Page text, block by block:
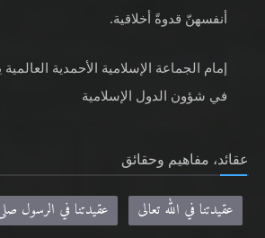
أنفسهنّ قدوةً أخلاقية.
إمام الجماعة الإسلامية الأحمدية
في شؤون الدول الإسلامية
عقائد، مفاهيم وحقائق
عقيدتنا في الله تعالى
عقيدتنا في الرسول